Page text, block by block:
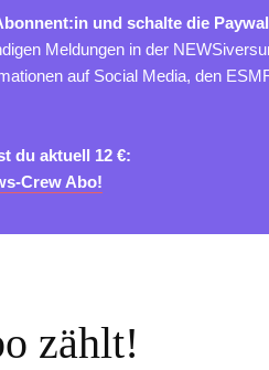
und schalte die
Meldungen in der
auf Social Media, den
du aktuell 12 €:
Crew Abo!
zählt!